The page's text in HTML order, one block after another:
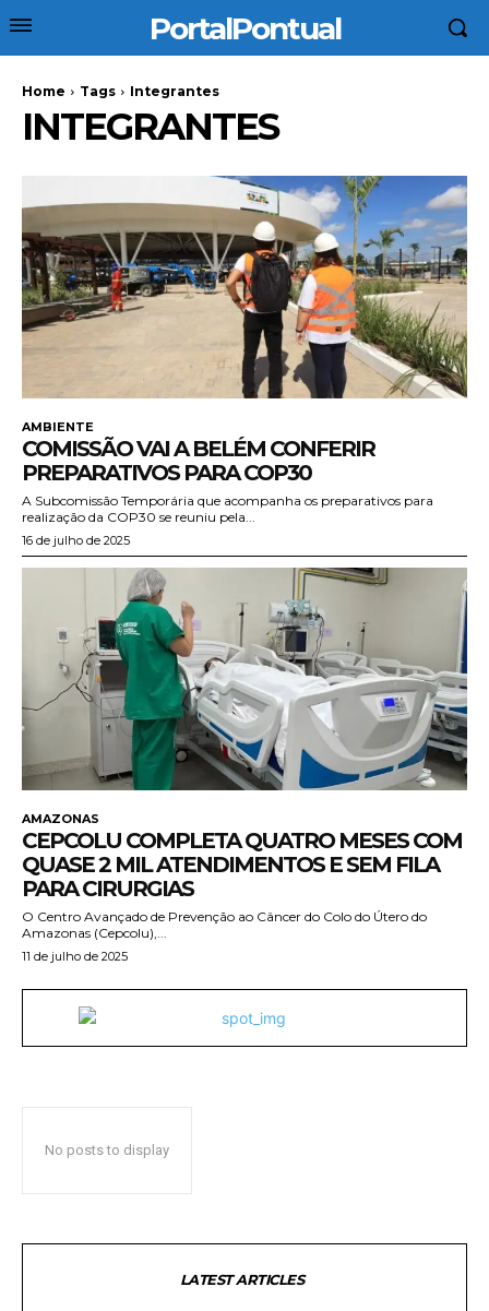
PortalPontual
Home Tags Integrantes
INTEGRANTES
AMBIENTE
COMISSÃO VAI A BELÉM CONFERIR
PREPARATIVOS PARA COP30
A Subcomissão Temporária que acompanha os preparativos para
realização da COP30 se reuniu pela...
16 de julho de 2025
AMAZONAS
CEPCOLU COMPLETA QUATRO MESES COM
QUASE 2 MIL ATENDIMENTOS E SEM FILA
PARA CIRURGIAS
O Centro Avançado de Prevenção ao Câncer do Colo do Útero do
Amazonas (Cepcolu),...
11 de julho de 2025
No posts to display
LATEST ARTICLES